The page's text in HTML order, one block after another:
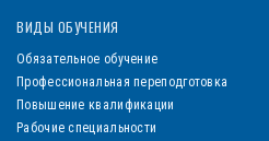
ВИДЫ ОБУЧЕНИЯ
Обязательное обучение
Профессиональная переподготовка
Повышение квалификации
Рабочие специальности